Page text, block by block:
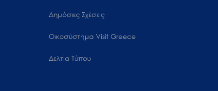
Δημόσιες Σχέσεις
Oικοσύστημα Visit Greece
Δελτία Τύπου